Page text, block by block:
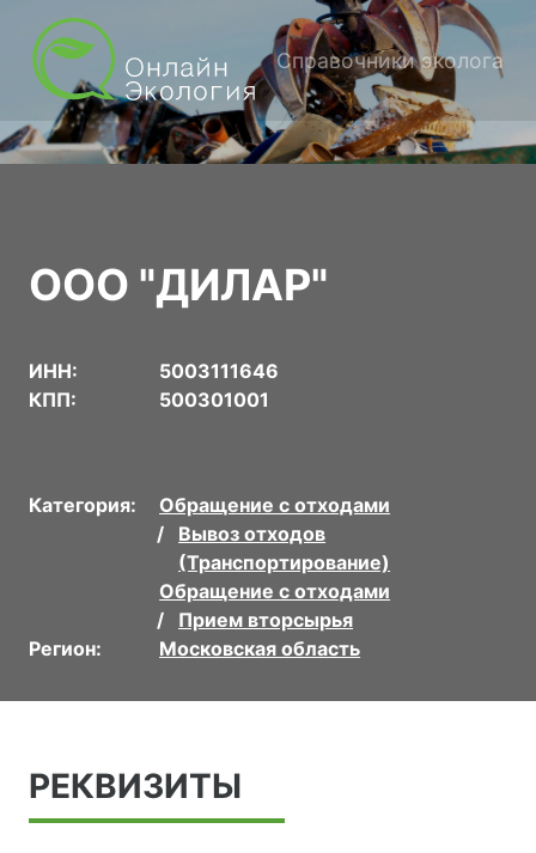
Справочники эколога
ООО "ДИЛАР"
ИНН:
5003111646
КПП:
500301001
Категория:
Обращение с отходами
Вывоз отходов
(Транспортирование)
Обращение с отходами
Прием вторсырья
Регион:
Московская область
РЕКВИЗИТЫ